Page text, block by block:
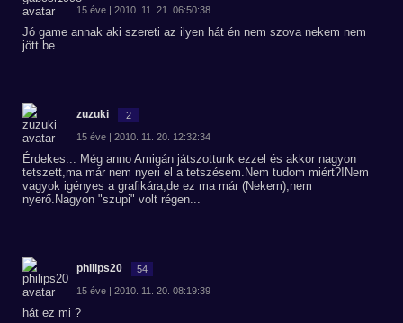
15 éve | 2010. 11. 21. 06:50:38
Jó game annak aki szereti az ilyen hát én nem szova nekem nem
jött be
zuzuki 2
15 éve | 2010. 11. 20. 12:32:34
Érdekes... Még anno Amigán játszottunk ezzel és akkor nagyon
tetszett,ma már nem nyeri el a tetszésem.Nem tudom miért?!Nem
vagyok igényes a grafikára,de ez ma már (Nekem),nem
nyerő.Nagyon "szupi" volt régen...
philips20 54
15 éve | 2010. 11. 20. 08:19:39
hát ez mi ?